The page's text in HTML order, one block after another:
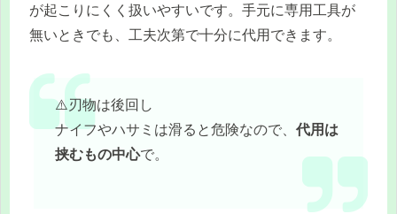
が起こりにくく扱いやすいです。手元に専用工具が
無いときでも、工夫次第で十分に代用できます。
⚠️刃物は後回し
ナイフやハサミは滑ると危険なので、 代用は
挟むもの中心で。